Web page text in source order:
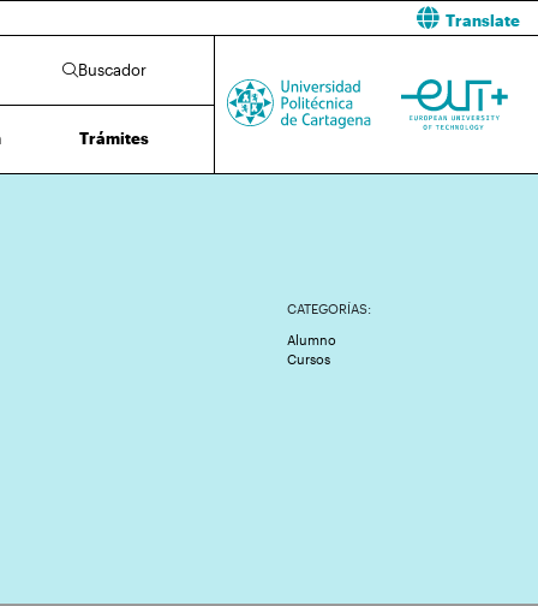
Translate
Buscador
Trámites
CATEGORÍAS:
Alumno
Cursos